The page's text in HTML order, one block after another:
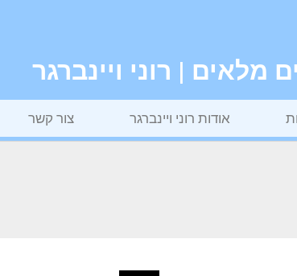
| רוני ויינברגר
אודות רוני ויינברגר צור קשר